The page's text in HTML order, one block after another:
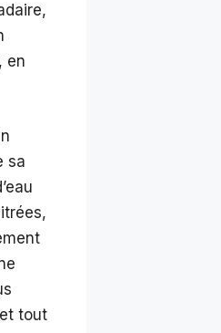
en
sa
tout